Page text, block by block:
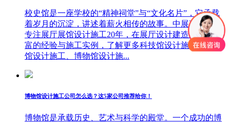
校史馆是一座学校的“精神祠堂”与“文化名片”，它承载
着岁月的沉淀，讲述着薪火相传的故事。中展建设集团
专注展厅展馆设计施工20年，在展厅设计建造上拥有丰
富的经验与施工实例，了解更多科技馆设计施工、文化
馆设计施工、博物馆设计施...
博物馆设计施工公司怎么选？这5家公司推荐给你！
博物馆是承载历史、艺术与科学的殿堂。一个成功的博